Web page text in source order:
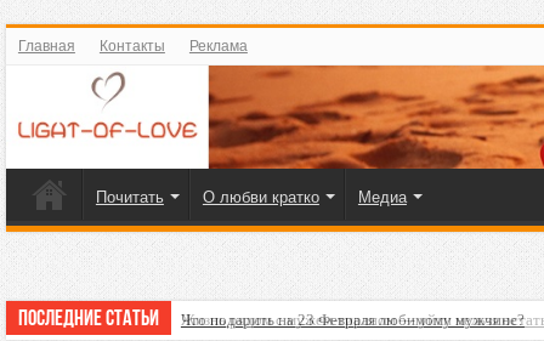
Главная Контакты Реклама
Почитать О любви кратко Медиа
Последние статьи Жизнь рядом с мужем-тираном — уйти нельзя
Что подарить на 23 Февраля любимому мужчине?